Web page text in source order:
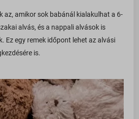
az, amikor sok babánál kialakulhat a 6-
alvás, és a nappali alvások is
Ez egy remek időpont lehet az alvási
is.